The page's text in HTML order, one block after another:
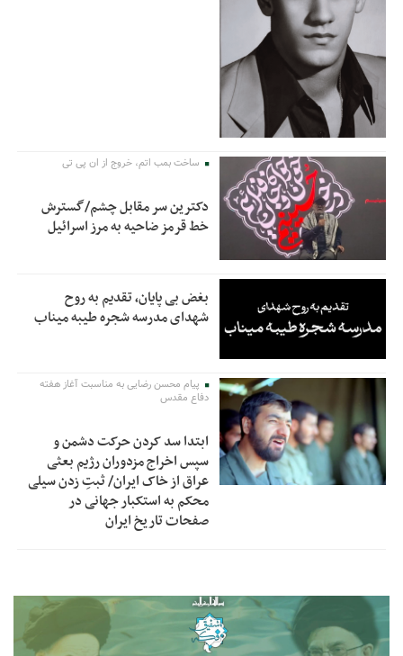
ساخت بمب اتم، خروج از ان پی تی
دکترین سر مقابل چشم/گسترش
خط قرمز ضاحیه به مرز اسرائیل
بغض بی پایان، تقدیم به روح
شهدای مدرسه شجره طیبه میناب
پیام محسن رضایی به مناسبت آغاز هفته
دفاع مقدس
ابتدا سد کردن حرکت دشمن و
سپس اخراج مزدوران رژیم بعثی
عراق از خاک ایران/ ثبتِ زدن سیلی
محکم به استکبار جهانی در
صفحات تاریخ ایران